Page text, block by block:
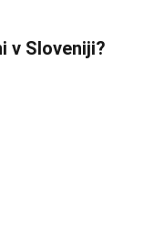
v Sloveniji?